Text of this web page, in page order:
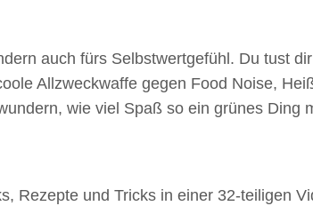
auch fürs Selbstwertgefühl. Du tust
Allzweckwaffe gegen Food Noise,
wie viel Spaß so ein grünes Ding
Rezepte und Tricks in einer 32-teiligen